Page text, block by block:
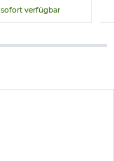
sofort verfügbar